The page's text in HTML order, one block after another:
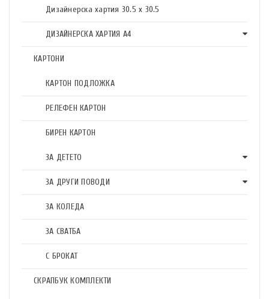
Дизайнерска хартия 30.5 х 30.5
ДИЗАЙНЕРСКА ХАРТИЯ А4
КАРТОНИ
КАРТОН ПОДЛОЖКА
РЕЛЕФЕН КАРТОН
БИРЕН КАРТОН
ЗА ДЕТЕТО
ЗА ДРУГИ ПОВОДИ
ЗА КОЛЕДА
ЗА СВАТБА
С БРОКАТ
СКРАПБУК КОМПЛЕКТИ